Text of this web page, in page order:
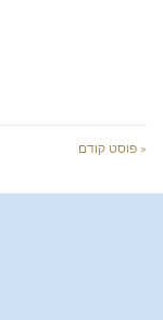
« פוסט קודם